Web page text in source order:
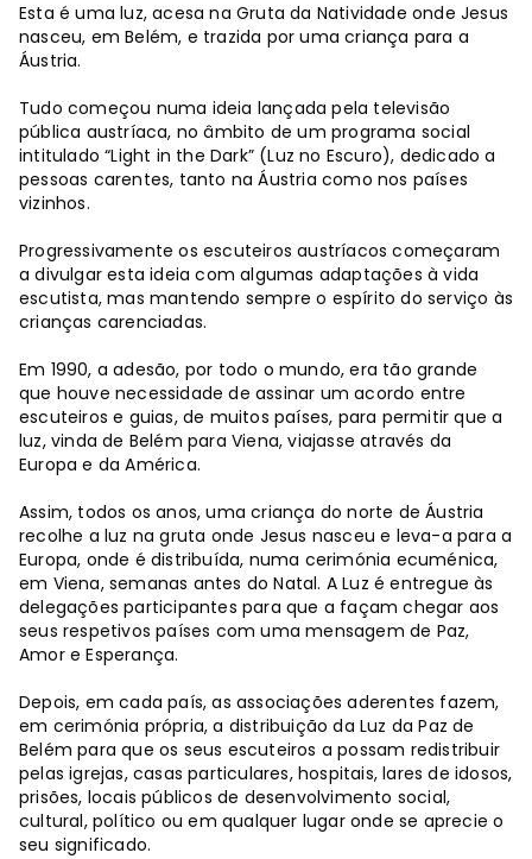
Esta é uma luz, acesa na Gruta da Natividade onde Jesus
nasceu, em Belém, e trazida por uma criança para a
Áustria.
Tudo começou numa ideia lançada pela televisão
pública austríaca, no âmbito de um programa social
intitulado “Light in the Dark” (Luz no Escuro), dedicado a
pessoas carentes, tanto na Áustria como nos países
vizinhos.
Progressivamente os escuteiros austríacos começaram
a divulgar esta ideia com algumas adaptações à vida
escutista, mas mantendo sempre o espírito do serviço às
crianças carenciadas.
Em 1990, a adesão, por todo o mundo, era tão grande
que houve necessidade de assinar um acordo entre
escuteiros e guias, de muitos países, para permitir que a
luz, vinda de Belém para Viena, viajasse através da
Europa e da América.
Assim, todos os anos, uma criança do norte de Áustria
recolhe a luz na gruta onde Jesus nasceu e leva-a para a
Europa, onde é distribuída, numa cerimónia ecuménica,
em Viena, semanas antes do Natal. A Luz é entregue às
delegações participantes para que a façam chegar aos
seus respetivos países com uma mensagem de Paz,
Amor e Esperança.
Depois, em cada país, as associações aderentes fazem,
em cerimónia própria, a distribuição da Luz da Paz de
Belém para que os seus escuteiros a possam redistribuir
pelas igrejas, casas particulares, hospitais, lares de idosos,
prisões, locais públicos de desenvolvimento social,
cultural, político ou em qualquer lugar onde se aprecie o
seu significado.